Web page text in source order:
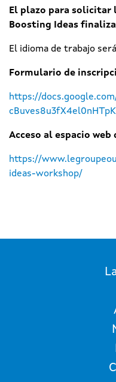
El plazo para solicitar
Boosting Ideas
El idioma de trabajo
Formulario de
https://
Acceso al espacio
https://
ideas-workshop/